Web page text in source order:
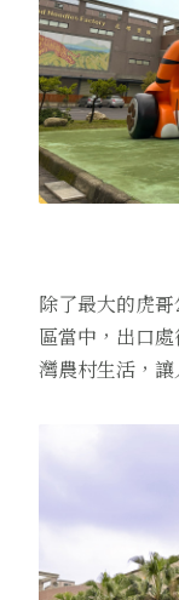
除了最大的虎
區當中，出口
灣農村生活，讓